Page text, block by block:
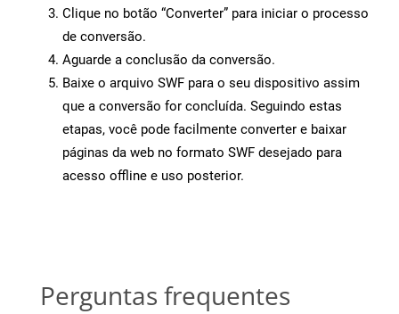
Clique no botão “Converter” para iniciar o processo
de conversão.
Aguarde a conclusão da conversão.
Baixe o arquivo SWF para o seu dispositivo assim
que a conversão for concluída. Seguindo estas
etapas, você pode facilmente converter e baixar
páginas da web no formato SWF desejado para
acesso offline e uso posterior.
Perguntas frequentes